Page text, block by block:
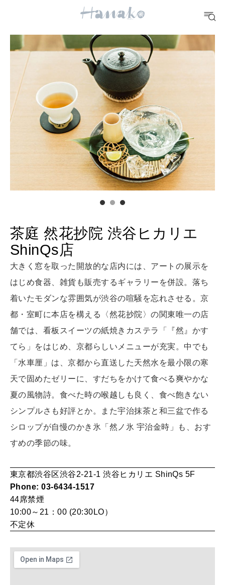
FOOD
TRAVEL
どこ行く？
FORTUNE
明日のわたし
[12星座別] Weekly Holoscope
[12星座別] Monthly Love Holoscope
算命学がわかる今月のあなた
HEALTH
LEARN
MAMA
ママもいろいろ
SUSTAINABLE
わたしができること
CULTURE
自分を耕す
MAGAZINE
2026年9月号「北海道 おいしく遊ぶ、夏のご褒美旅。」
2026年7月号「鎌倉 ローカルが 教えてくれた 本当の歩き方。」
MAGAZINE
茶庭 然花抄院 渋谷ヒカリエ
ShinQs店
大きく窓を取った開放的な店内には、アートの展示を
はじめ食器、雑貨も販売するギャラリーを併設。落ち
着いたモダンな雰囲気が渋谷の喧騒を忘れさせる。京
都・室町に本店を構える〈然花抄院〉の関東唯一の店
舗では、看板スイーツの紙焼きカステラ「『然』かす
てら」をはじめ、京都らしいメニューが充実。中でも
「水車厘」は、京都から直送した天然水を最小限の寒
天で固めたゼリーに、すだちをかけて食べる爽やかな
夏の風物詩。食べた時の喉越しも良く、食べ飽きない
シンプルさも好評とか。また宇治抹茶と和三盆で作る
シロップが自慢のかき氷「然ノ氷 宇治金時」も、おす
すめの季節の味。
東京都渋谷区渋谷2-21-1 渋谷ヒカリエ ShinQs 5F
Phone: 03-6434-1517
44席禁煙
10:00～21：00 (20:30LO）
不定休